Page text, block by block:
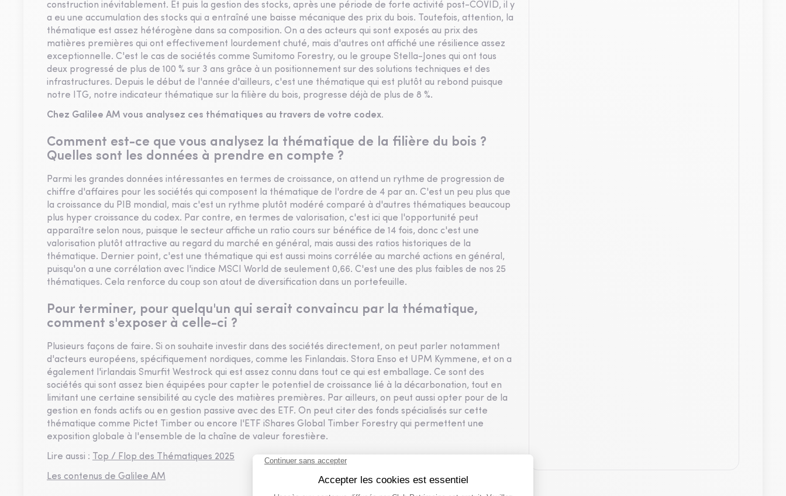
construction inévitablement. Et puis la gestion des stocks, après une période de forte activité post-COVID, il y
a eu une accumulation des stocks qui a entraîné une baisse mécanique des prix du bois. Toutefois, attention, la
thématique est assez hétérogène dans sa composition. On a des acteurs qui sont exposés au prix des
matières premières qui ont effectivement lourdement chuté, mais d'autres ont affiché une résilience assez
exceptionnelle. C'est le cas de sociétés comme Sumitomo Forestry, ou le groupe Stella-Jones qui ont tous
deux progressé de plus de 100 % sur 3 ans grâce à un positionnement sur des solutions techniques et des
infrastructures. Depuis le début de l'année d'ailleurs, c'est une thématique qui est plutôt au rebond puisque
notre ITG, notre indicateur thématique sur la filière du bois, progresse déjà de plus de 8 %.
Chez Galilee AM vous analysez ces thématiques au travers de votre codex.
Comment est-ce que vous analysez la thématique de la filière du bois ?
Quelles sont les données à prendre en compte ?
Parmi les grandes données intéressantes en termes de croissance, on attend un rythme de progression de
chiffre d'affaires pour les sociétés qui composent la thématique de l'ordre de 4 par an. C'est un peu plus que
la croissance du PIB mondial, mais c'est un rythme plutôt modéré comparé à d'autres thématiques beaucoup
plus hyper croissance du codex. Par contre, en termes de valorisation, c'est ici que l'opportunité peut
apparaître selon nous, puisque le secteur affiche un ratio cours sur bénéfice de 14 fois, donc c'est une
valorisation plutôt attractive au regard du marché en général, mais aussi des ratios historiques de la
thématique. Dernier point, c'est une thématique qui est aussi moins corrélée au marché actions en général,
puisqu'on a une corrélation avec l'indice MSCI World de seulement 0,66. C'est une des plus faibles de nos 25
thématiques. Cela renforce du coup son atout de diversification dans un portefeuille.
Pour terminer, pour quelqu'un qui serait convaincu par la thématique,
comment s'exposer à celle-ci ?
Plusieurs façons de faire. Si on souhaite investir dans des sociétés directement, on peut parler notamment
d'acteurs européens, spécifiquement nordiques, comme les Finlandais. Stora Enso et UPM Kymmene, et on a
également l'irlandais Smurfit Westrock qui est assez connu dans tout ce qui est emballage. Ce sont des
sociétés qui sont assez bien équipées pour capter le potentiel de croissance lié à la décarbonation, tout en
limitant une certaine sensibilité au cycle des matières premières. Par ailleurs, on peut aussi opter pour de la
gestion en fonds actifs ou en gestion passive avec des ETF. On peut citer des fonds spécialisés sur cette
thématique comme Pictet Timber ou encore l'ETF iShares Global Timber Forestry qui permettent une
exposition globale à l'ensemble de la chaîne de valeur forestière.
Lire aussi : Top / Flop des Thématiques 2025
Les contenus de Galilee AM